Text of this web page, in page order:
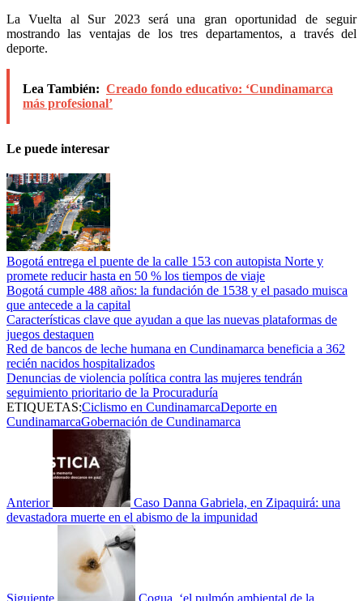
La Vuelta al Sur 2023 será una gran oportunidad de seguir
mostrando las ventajas de los tres departamentos, a través del
deporte.
Lea También: Creado fondo educativo: ‘Cundinamarca
más profesional’
Le puede interesar
Bogotá entrega el puente de la calle 153 con autopista Norte y
promete reducir hasta en 50 % los tiempos de viaje
Bogotá cumple 488 años: la fundación de 1538 y el pasado muisca
que antecede a la capital
Características clave que ayudan a que las nuevas plataformas de
juegos destaquen
Red de bancos de leche humana en Cundinamarca beneficia a 362
recién nacidos hospitalizados
Denuncias de violencia política contra las mujeres tendrán
seguimiento prioritario de la Procuraduría
ETIQUETAS:Ciclismo en CundinamarcaDeporte en
CundinamarcaGobernación de Cundinamarca
Anterior
Caso Danna Gabriela, en Zipaquirá: una
devastadora muerte en el abismo de la impunidad
Siguiente Cogua, ‘el pulmón ambiental de la